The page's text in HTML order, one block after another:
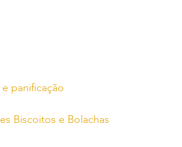
panificação
Biscoitos e Bolachas